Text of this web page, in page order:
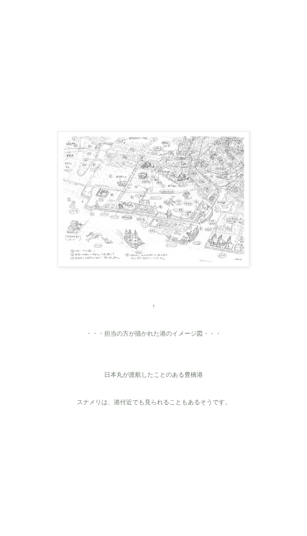
↑
・・・担当の方が描かれた港のイメージ図・・・
日本丸が渡航したことのある豊橋港
スナメリは、港付近でも見られることもあるそうです。